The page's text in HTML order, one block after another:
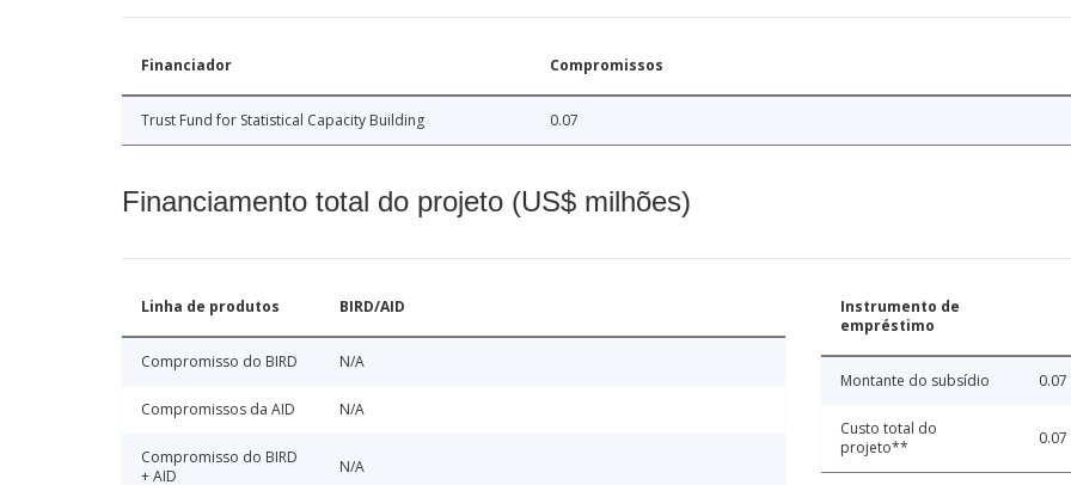
Financiador Compromissos
Trust Fund for Statistical Capacity Building 0.07
Financiamento total do projeto (US$ milhões)
Linha de produtos BIRD/AID
Compromisso do BIRD N/A
Compromissos da AID N/A
Compromisso do BIRD
+ AID
N/A
Instrumento de
empréstimo
Montante do subsídio 0.07
Custo total do
projeto**
0.07